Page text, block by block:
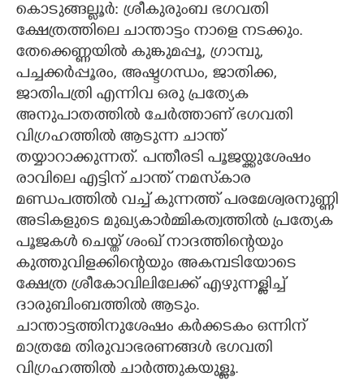
CARTOONS
LITERATURE
ZOOM
CONTACT US
കൊടുങ്ങല്ലൂർ: ശ്രീകുരുംബ ഭഗവതി
ക്ഷേത്രത്തിലെ ചാന്താട്ടം നാളെ നടക്കും.
തേക്കെണ്ണയിൽ കുങ്കുമപ്പൂ, ഗ്രാമ്പു,
പച്ചക്കർപ്പൂരം, അഷ്ടഗന്ധം, ജാതിക്ക,
ജാതിപത്രി എന്നിവ ഒരു പ്രത്യേക
അനുപാതത്തിൽ ചേർത്താണ് ഭഗവതി
വിഗ്രഹത്തിൽ ആടുന്ന ചാന്ത്
തയ്യാറാക്കുന്നത്. പന്തീരടി പൂജയ്ക്കുശേഷം
രാവിലെ എട്ടിന് ചാന്ത് നമസ്‌കാര
മണ്ഡപത്തിൽ വച്ച് കുന്നത്ത് പരമേശ്വരനുണ്ണി
അടികളുടെ മുഖ്യകാർമ്മികത്വത്തിൽ പ്രത്യേക
പൂജകൾ ചെയ്ത് ശംഖ് നാദത്തിന്റെയും
കുത്തുവിളക്കിന്റെയും അകമ്പടിയോടെ
ക്ഷേത്ര ശ്രീകോവിലിലേക്ക് എഴുന്നള്ളിച്ച്
ദാരുബിംബത്തിൽ ആടും.
ചാന്താട്ടത്തിനുശേഷം കർക്കടകം ഒന്നിന്
മാത്രമേ തിരുവാഭരണങ്ങൾ ഭഗവതി
വിഗ്രഹത്തിൽ ചാർത്തുകയുള്ളൂ.